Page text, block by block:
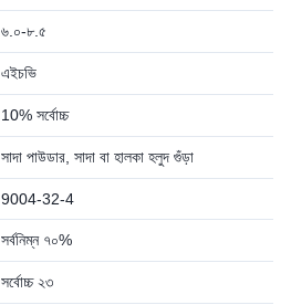
৬.০-৮.৫
এইচভি
10% সর্বোচ্চ
সাদা পাউডার, সাদা বা হালকা হলুদ গুঁড়া
9004-32-4
সর্বনিম্ন ৭০%
সর্বোচ্চ ২৩